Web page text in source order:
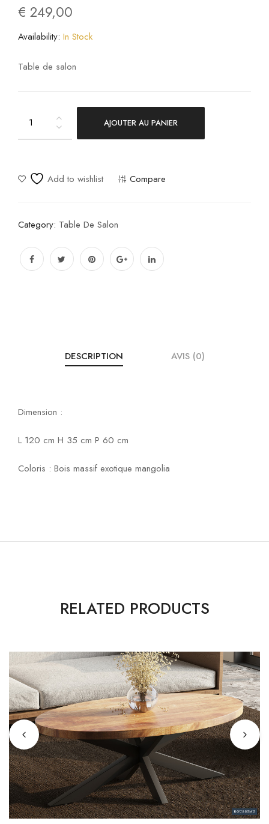
€ 249,00
Availability: In Stock
Table de salon
Madeira
quantity
AJOUTER AU PANIER
Add to wishlist Compare
Category: Table De Salon
DESCRIPTION AVIS (0)
Dimension :
L 120 cm H 35 cm P 60 cm
Coloris : Bois massif exotique mangolia
RELATED PRODUCTS